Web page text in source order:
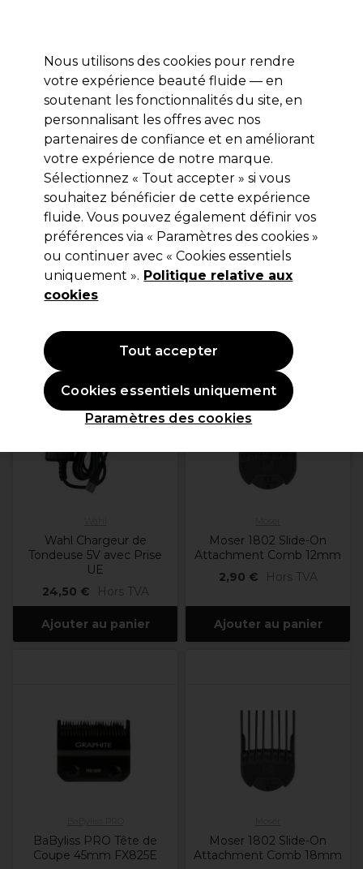
Se connecter
Marques Bons plans Coiffure Electro et Matériel
Livraison et délais
lire la suite
Electro et Matériel Accessoires pour tondeuse et trimmer
Accessoires pour tondeuse et trimmer
Filters
Wahl Chargeur de
Tondeuse 5V avec Prise
UE
24,50 €
Hors TVA
Ajouter au panier
Moser 1802 Slide-On
Attachment Comb 12mm
2,90 €
Hors TVA
Ajouter au panier
BaByliss PRO Tête de
Coupe 45mm FX825E
Moser 1802 Slide-On
Attachment Comb 18mm
Nous utilisons des cookies pour rendre
votre expérience beauté fluide — en
soutenant les fonctionnalités du site, en
personnalisant les offres avec nos
partenaires de confiance et en améliorant
votre expérience de notre marque.
Sélectionnez « Tout accepter » si vous
souhaitez bénéficier de cette expérience
fluide. Vous pouvez également définir vos
préférences via « Paramètres des cookies »
ou continuer avec « Cookies essentiels
uniquement ». Politique relative aux
cookies
Paramètres des cookies
Cookies essentiels uniquement
Tout accepter